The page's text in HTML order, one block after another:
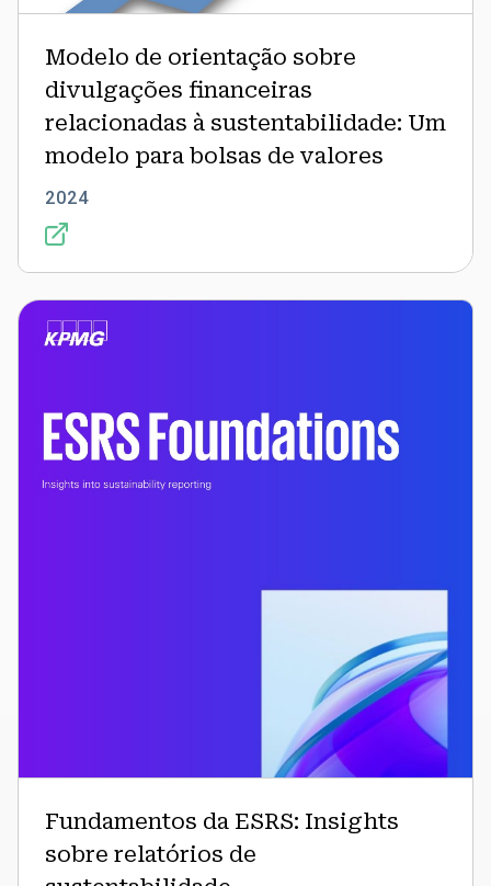
Modelo de orientação sobre
divulgações financeiras
relacionadas à sustentabilidade: Um
modelo para bolsas de valores
2024
Fundamentos da ESRS: Insights
sobre relatórios de
Fundamentos
sobre
relatórios
sustentabilidade